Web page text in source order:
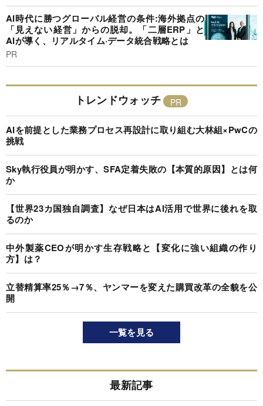
AI時代に勝つグローバル経営の条件:海外拠点の
「見えない経営」からの脱却。「二層ERP」と
AIが導く、リアルタイム·データ統合戦略とは
PR
トレンドウォッチ
AIを前提とした業務プロセス再設計に取り組む大林組×PwCの
挑戦
Sky執行役員が明かす、SFA定着失敗の【本質的原因】とは何
か
【世界23カ国独自調査】なぜ日本はAI活用で世界に後れを取
るのか
中外製薬CEOが明かす生存戦略と【変化に強い組織の作り
方】は？
立替精算率25％→7％、ヤンマーを変えた購買改革の全貌を公
開
一覧を見る
最新記事